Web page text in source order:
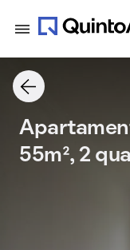
55m², 2